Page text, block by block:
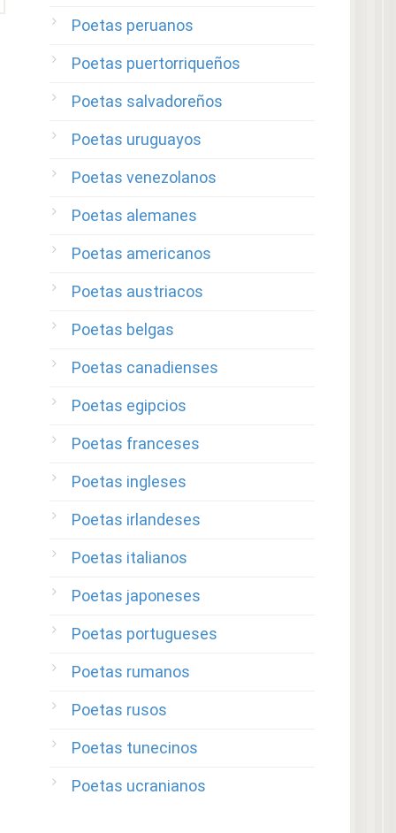
Poetas peruanos
Poetas puertorriqueños
Poetas salvadoreños
Poetas uruguayos
Poetas venezolanos
Poetas alemanes
Poetas americanos
Poetas austriacos
Poetas belgas
Poetas canadienses
Poetas egipcios
Poetas franceses
Poetas ingleses
Poetas irlandeses
Poetas italianos
Poetas japoneses
Poetas portugueses
Poetas rumanos
Poetas rusos
Poetas tunecinos
Poetas ucranianos